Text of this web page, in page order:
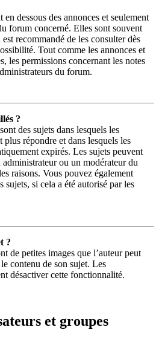
en dessous des annonces et seulement
forum concerné. Elles sont souvent
recommandé de les consulter dès
Tout comme les annonces et
les permissions concernant les notes
du forum.
?
des sujets dans lesquels les
plus répondre et dans lesquels les
expirés. Les sujets peuvent
ou un modérateur du
raisons. Vous pouvez également
si cela a été autorisé par les
?
de petites images que l’auteur peut
contenu de son sujet. Les
désactiver cette fonctionnalité.
et groupes